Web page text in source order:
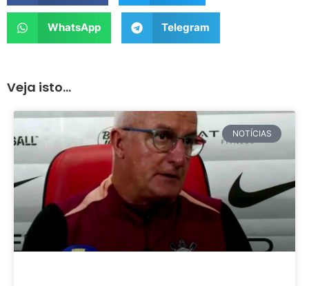
WhatsApp Telegram
Veja isto...
NOTÍCIAS